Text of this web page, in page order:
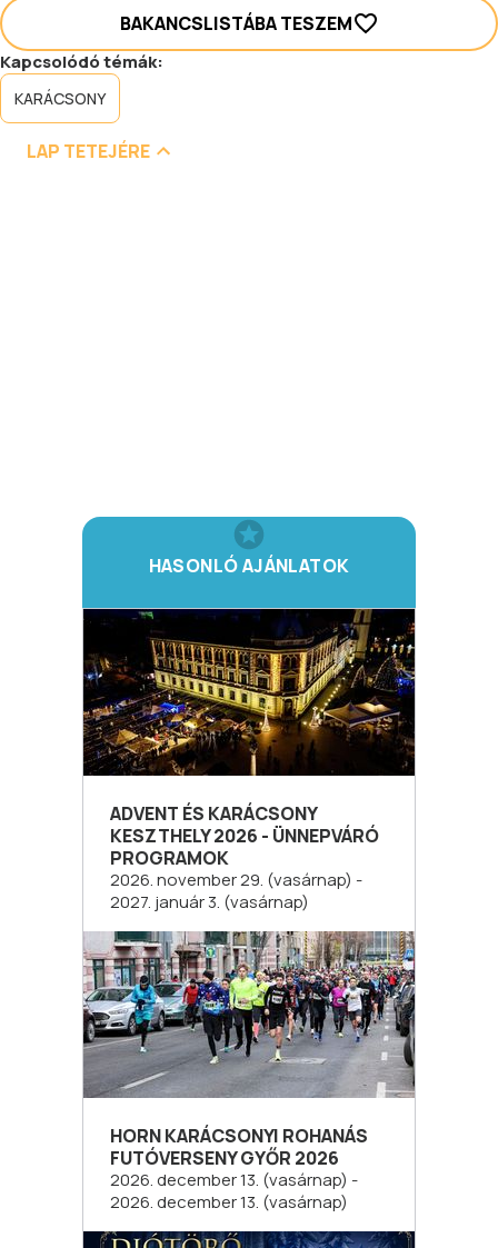
BAKANCSLISTÁBA TESZEM
Kapcsolódó témák:
KARÁCSONY
LAP TETEJÉRE
HASONLÓ AJÁNLATOK
ADVENT ÉS KARÁCSONY
KESZTHELY 2026 - ÜNNEPVÁRÓ
PROGRAMOK
2026. november 29. (vasárnap) -
2027. január 3. (vasárnap)
HORN KARÁCSONYI ROHANÁS
FUTÓVERSENY GYŐR 2026
2026. december 13. (vasárnap) -
2026. december 13. (vasárnap)